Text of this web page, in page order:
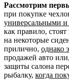
Рассмотрим
при покупке
универсальными
как правило,
на некоторые
прилично, однако
продажей авто
защиты салона
рыбалку, когда